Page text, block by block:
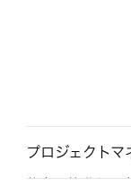
プロジェクトマ
仕事の始動から